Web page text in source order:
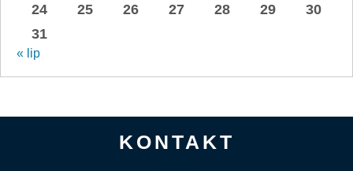
24
25 26 27 28 29
30
31
« lip
KONTAKT